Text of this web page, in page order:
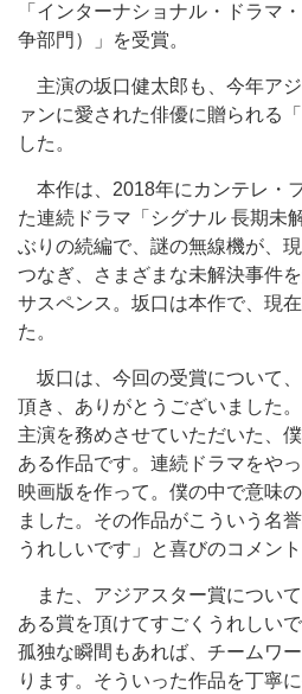
「インターナショナル・ドラマ
争部門）」を受賞。
主演の坂口健太郎も、今年ア
ァンに愛された俳優に贈られる
した。
本作は、2018年にカンテレ・
た連続ドラマ「シグナル 長期未
ぶりの続編で、謎の無線機が、
つなぎ、さまざまな未解決事件
サスペンス。坂口は本作で、現
た。
坂口は、今回の受賞について
頂き、ありがとうございました
主演を務めさせていただいた、
ある作品です。連続ドラマをや
映画版を作って。僕の中で意味
ました。その作品がこういう名
うれしいです」と喜びのコメント
また、アジアスター賞につい
ある賞を頂けてすごくうれしい
孤独な瞬間もあれば、チームワ
ります。そういった作品を丁寧